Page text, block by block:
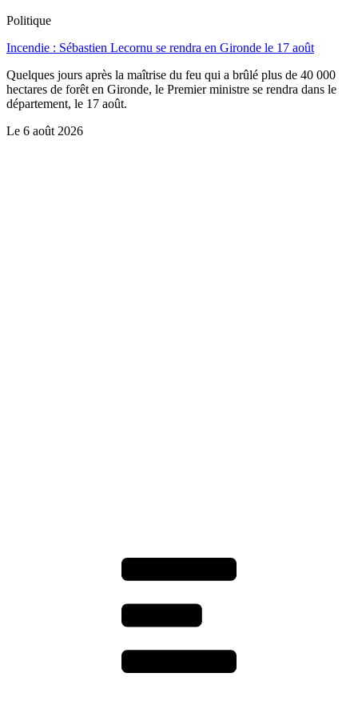
Politique
Incendie : Sébastien Lecornu se rendra en Gironde le 17 août
Quelques jours après la maîtrise du feu qui a brûlé plus de 40 000
hectares de forêt en Gironde, le Premier ministre se rendra dans le
département, le 17 août.
Le 6 août 2026